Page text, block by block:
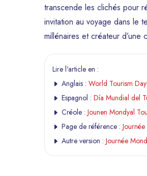
transcende les clichés pour
invitation au voyage dans le
millénaires et créateur
Lire l'article en :
Anglais : World Tourism
Espagnol : Día Mundial del
Créole : Jounen Mondyal
Page de référence :
Autre version : Journée